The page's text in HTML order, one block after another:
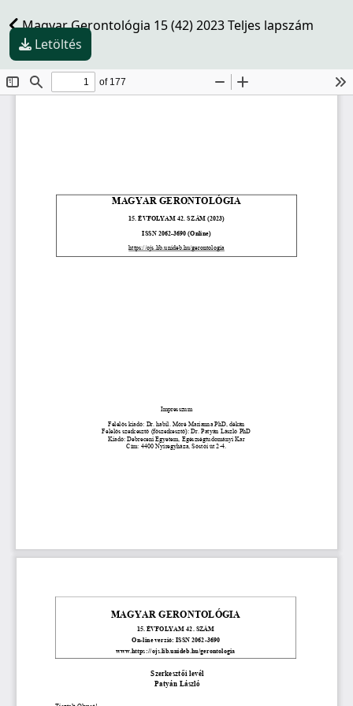
Magyar Gerontológia 15 (42) 2023 Teljes lapszám
Letöltés